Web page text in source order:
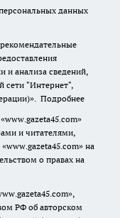
данных
и анализа сведений,
сети "Интернет",
Подробнее
и читателями,
на
о правах на
РФ об авторском